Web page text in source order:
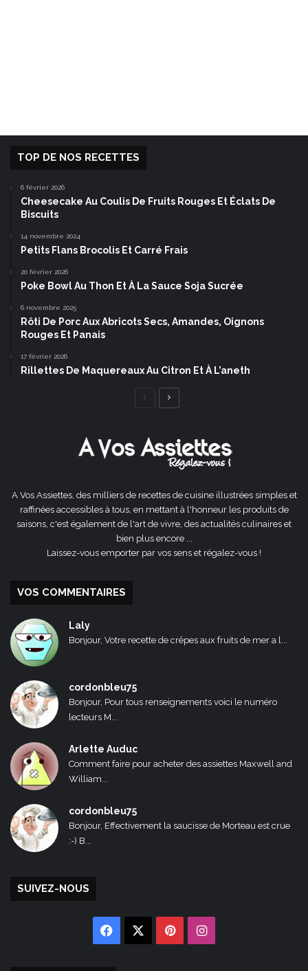
TOP DE NOS RECETTES
6 février 2026
Cheesecake Au Coulis De Fruits Rouges Et Éclats De
Biscuits
14 novembre 2024
Petits Flans Brocolis Et Carré Frais
20 février 2026
Poke Bowl Au Thon Et À La Sauce Soja Sucrée
6 novembre 2025
Rôti De Porc Aux Abricots Secs, Amandes, Oignons
Rouges Et Panais
17 février 2026
Rillettes De Maquereaux Au Citron Et À L’aneth
Page
A Vos Assiettes, des milliers de recettes de cuisine illustrées simples et
raffinées accessibles à tous, en mettant à l'honneur les produits de
saisons, c'est également de l'art de vivre, des actualités culinaires et
bien plus encore ...
Laissez-vous emporter par vos sens et régalez-vous !
VOS COMMENTAIRES
Laly
Bonjour, Votre recette de crêpes aux fruits de mer a l...
cordonbleu75
Bonjour, Pour tous renseignements voici le numéro
lecteurs M...
Arlette Auduc
Comment faire pour acheter des assiettes Maxwell and
William...
cordonbleu75
Bonjour, Effectivement la saucisse de Morteau est crue
:-) B...
SUIVEZ-NOUS
Facebook PinterestInstagram